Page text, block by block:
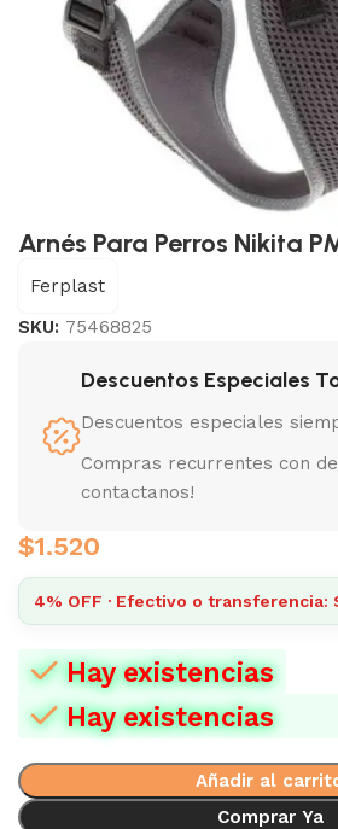
Arnés Para Perros Nikita
Ferplast
SKU: 75468825
Descuentos Especiales
Descuentos especiales
Compras recurrentes con
contactanos!
$1.520
4% OFF · Efectivo o transferencia:
Hay existencias
Hay existencias
Añadir al
Comprar Ya